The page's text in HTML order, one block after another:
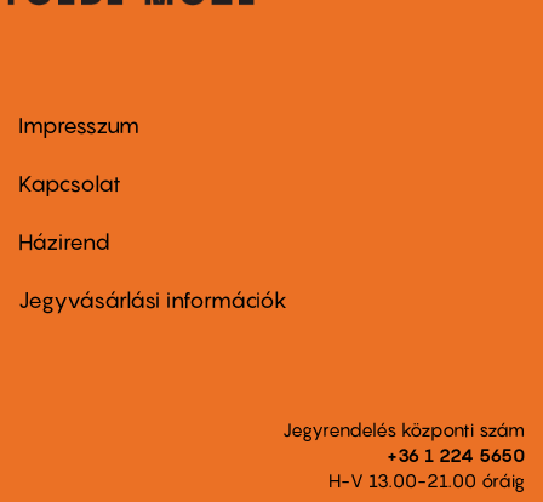
Footer
first
Impresszum
Kapcsolat
Footer
second
Házirend
Jegyvásárlási információk
Jegyrendelés központi szám
+36 1 224 5650
H-V 13.00-21.00 óráig